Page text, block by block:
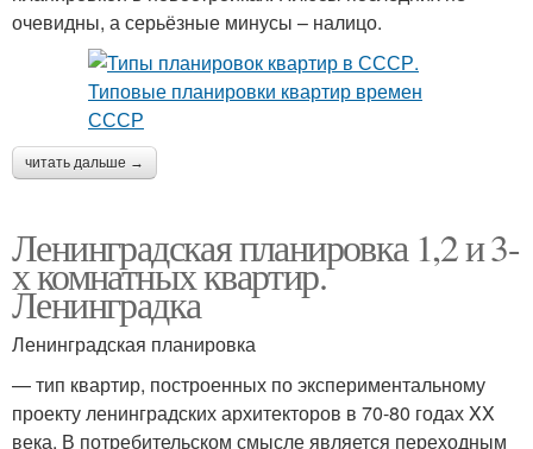
очевидны, а серьёзные минусы – налицо.
читать дальше →
Ленинградская планировка 1,2 и 3-
х комнатных квартир.
Ленинградка
Ленинградская планировка
— тип квартир, построенных по экспериментальному
проекту ленинградских архитекторов в 70-80 годах XX
века. В потребительском смысле является переходным